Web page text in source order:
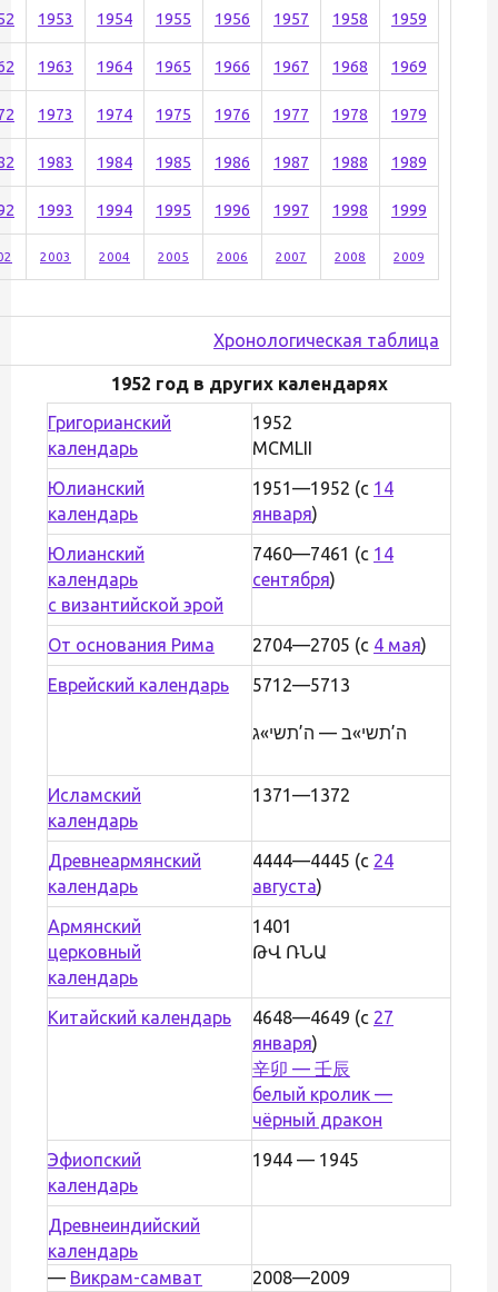
1953 1954 1955 1956 1957 1958 1959
1963 1964 1965 1966 1967 1968 1969
1973 1974 1975 1976 1977 1978 1979
1983 1984 1985 1986 1987 1988 1989
1993 1994 1995 1996 1997 1998 1999
2003 2004 2005 2006 2007 2008 2009
Хронологическая таблица
1952 год в других календарях
Григорианский
календарь
1952
MCMLII
Юлианский
календарь
1951—1952 (с 14
января)
Юлианский
календарь
с византийской эрой
7460—7461 (с 14
сентября)
От основания Рима 2704—2705 (с 4 мая)
Еврейский календарь
5712—5713
ה’תשי»ב — ה’תשי»ג
Исламский
календарь
1371—1372
Древнеармянский
календарь
4444—4445 (с 24
августа)
Армянский
церковный
календарь
1401
ԹՎ ՌՆԱ
Китайский календарь 4648—4649 (с 27
января)
辛卯 — 壬辰
белый кролик —
чёрный дракон
Эфиопский
календарь
1944 — 1945
Древнеиндийский
календарь
— Викрам-самват
2008—2009